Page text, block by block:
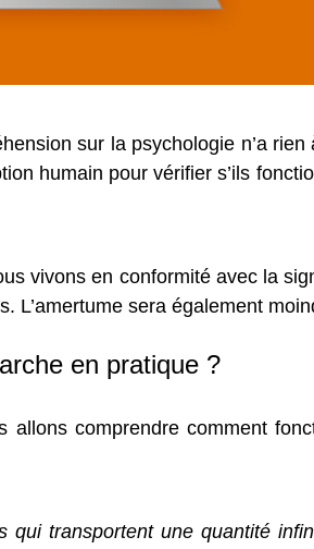
sur la psychologie n’a
humain pour vérifier s’ils
vivons en conformité avec la
L’amertume sera également
en pratique ?
comprendre comment
qui transportent une quantité